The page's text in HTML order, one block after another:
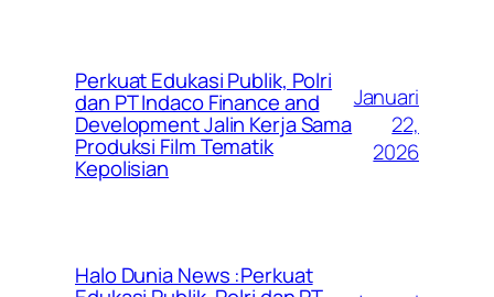
Perkuat Edukasi Publik, Polri
dan PT Indaco Finance and
Development Jalin Kerja Sama
Produksi Film Tematik
Kepolisian
Januari
22,
2026
Halo Dunia News :Perkuat